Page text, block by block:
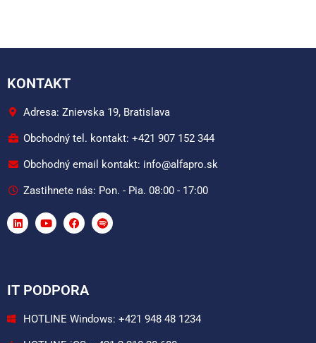
KONTAKT
Adresa: Znievska 19, Bratislava
Obchodný tel. kontakt: +421 907 152 344
Obchodný email kontakt: info@alfapro.sk
Zastihnete nás: Pon. - Pia. 08:00 - 17:00
IT PODPORA
HOTLINE Windows: +421 948 48 1234